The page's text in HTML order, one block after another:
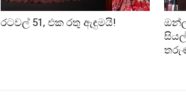
රටවල් 51, එක රතු ඇඳුමයි!